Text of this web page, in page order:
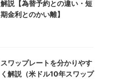
解説【為替予約との違い・短
期金利とのかい離】
スワップレートを分かりやす
く解説（米ドル10年スワップ